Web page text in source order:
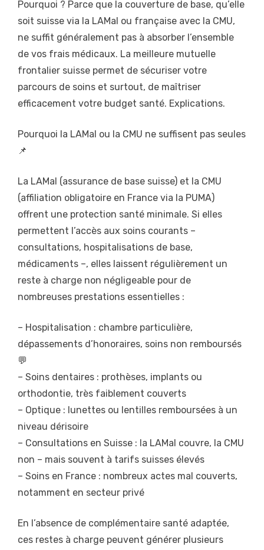
Pourquoi ? Parce que la couverture de base, qu’elle
soit suisse via la LAMal ou française avec la CMU,
ne suffit généralement pas à absorber l’ensemble
de vos frais médicaux. La meilleure mutuelle
frontalier suisse permet de sécuriser votre
parcours de soins et surtout, de maîtriser
efficacement votre budget santé. Explications.
Pourquoi la LAMal ou la CMU ne suffisent pas seules
📌
La LAMal (assurance de base suisse) et la CMU
(affiliation obligatoire en France via la PUMA)
offrent une protection santé minimale. Si elles
permettent l’accès aux soins courants –
consultations, hospitalisations de base,
médicaments –, elles laissent régulièrement un
reste à charge non négligeable pour de
nombreuses prestations essentielles :
– Hospitalisation : chambre particulière,
dépassements d’honoraires, soins non remboursés
💬
– Soins dentaires : prothèses, implants ou
orthodontie, très faiblement couverts
– Optique : lunettes ou lentilles remboursées à un
niveau dérisoire
– Consultations en Suisse : la LAMal couvre, la CMU
non – mais souvent à tarifs suisses élevés
– Soins en France : nombreux actes mal couverts,
notamment en secteur privé
En l’absence de complémentaire santé adaptée,
ces restes à charge peuvent générer plusieurs